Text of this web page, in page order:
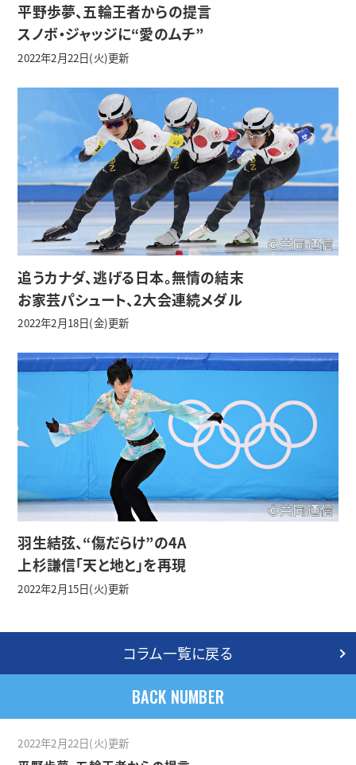
平野歩夢、五輪王者からの提言
スノボ・ジャッジに“愛のムチ”
2022年2月22日(火)更新
追うカナダ、逃げる日本。無情の結末
お家芸パシュート、2大会連続メダル
2022年2月18日(金)更新
羽生結弦、“傷だらけ”の4A
上杉謙信「天と地と」を再現
2022年2月15日(火)更新
コラム一覧に戻る
BACK NUMBER
2022年2月22日(火)更新